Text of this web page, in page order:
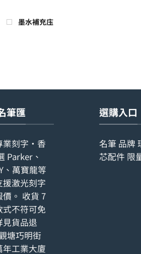
墨水補充庒
筆匯
業刻字・香
Parker、
、萬寶龍等
援激光刻字
。 收貨 7
式不符可免
見貨品退
塘巧明街
年工業大廈
選購入口
名筆 品牌
芯配件 限